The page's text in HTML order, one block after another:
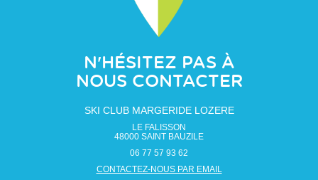
N'HÉSITEZ PAS À
NOUS CONTACTER
SKI CLUB MARGERIDE LOZERE
LE FALISSON
48000 SAINT BAUZILE
06 77 57 93 62
CONTACTEZ-NOUS PAR EMAIL